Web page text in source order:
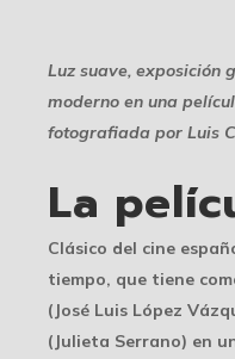
Luz suave, exposición
moderno en una
fotografiada por Luis
La
Clásico del cine
tiempo, que tiene
(José Luis López
(Julieta Serrano) en